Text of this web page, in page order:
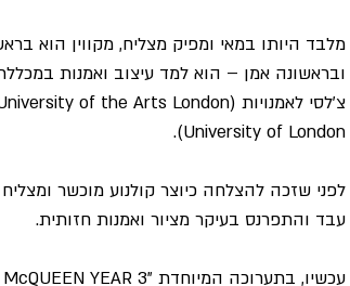
מלבד היותו במאי ומפיק מצליח, מקווין הוא
ובראשונה אמן – הוא למד עיצוב ואמנות
University of London).
עבד והתפרנס בעיקר מציור ואמנות חזותית.